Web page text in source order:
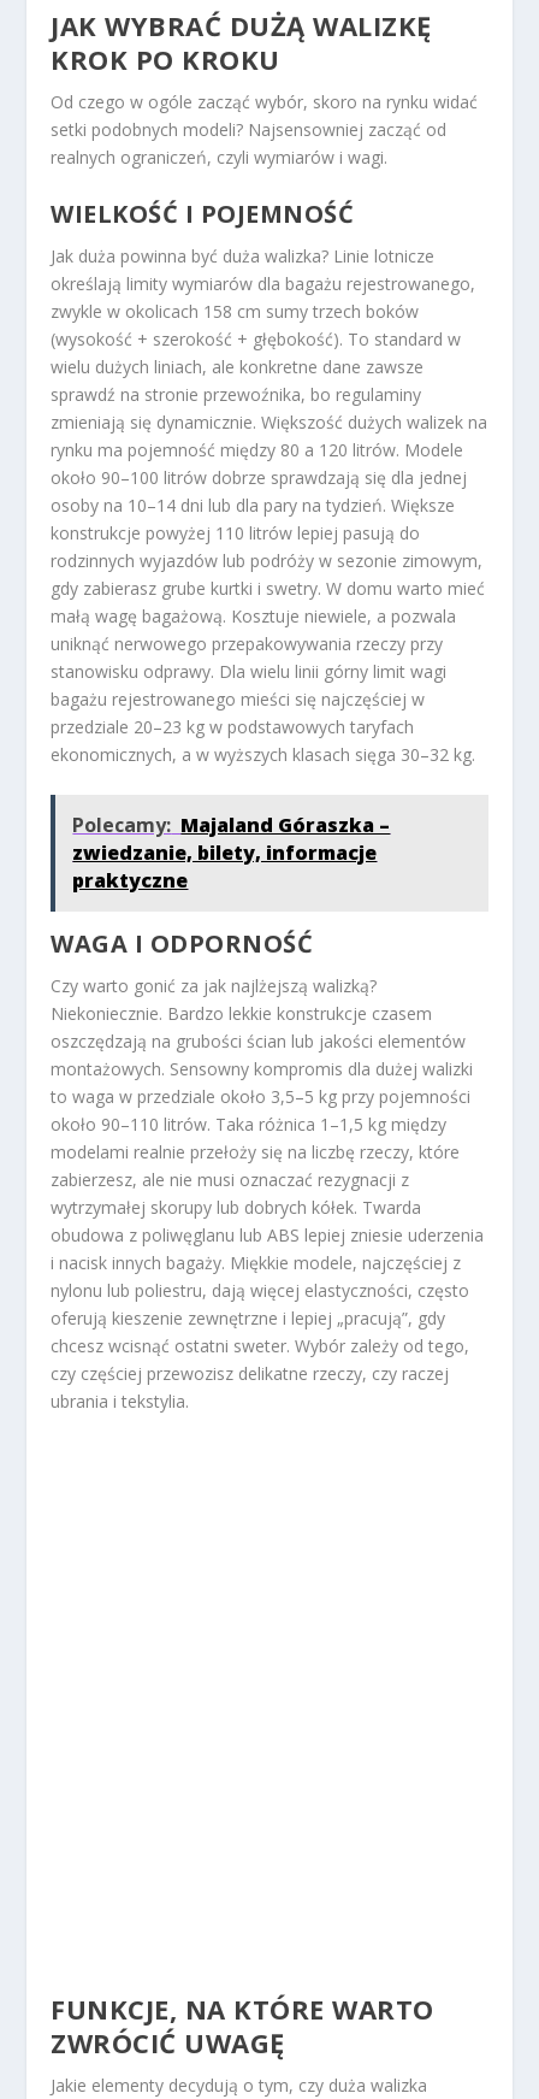
JAK WYBRAĆ DUŻĄ WALIZKĘ
KROK PO KROKU
Od czego w ogóle zacząć wybór, skoro na rynku widać
setki podobnych modeli? Najsensowniej zacząć od
realnych ograniczeń, czyli wymiarów i wagi.
WIELKOŚĆ I POJEMNOŚĆ
Jak duża powinna być duża walizka? Linie lotnicze
określają limity wymiarów dla bagażu rejestrowanego,
zwykle w okolicach 158 cm sumy trzech boków
(wysokość + szerokość + głębokość). To standard w
wielu dużych liniach, ale konkretne dane zawsze
sprawdź na stronie przewoźnika, bo regulaminy
zmieniają się dynamicznie.Większość dużych walizek na
rynku ma pojemność między 80 a 120 litrów. Modele
około 90–100 litrów dobrze sprawdzają się dla jednej
osoby na 10–14 dni lub dla pary na tydzień. Większe
konstrukcje powyżej 110 litrów lepiej pasują do
rodzinnych wyjazdów lub podróży w sezonie zimowym,
gdy zabierasz grube kurtki i swetry.W domu warto mieć
małą wagę bagażową. Kosztuje niewiele, a pozwala
uniknąć nerwowego przepakowywania rzeczy przy
stanowisku odprawy. Dla wielu linii górny limit wagi
bagażu rejestrowanego mieści się najczęściej w
przedziale 20–23 kg w podstawowych taryfach
ekonomicznych, a w wyższych klasach sięga 30–32 kg.
Polecamy: Majaland Góraszka –
zwiedzanie, bilety, informacje
praktyczne
WAGA I ODPORNOŚĆ
Czy warto gonić za jak najlżejszą walizką?
Niekoniecznie. Bardzo lekkie konstrukcje czasem
oszczędzają na grubości ścian lub jakości elementów
montażowych. Sensowny kompromis dla dużej walizki
to waga w przedziale około 3,5–5 kg przy pojemności
około 90–110 litrów. Taka różnica 1–1,5 kg między
modelami realnie przełoży się na liczbę rzeczy, które
zabierzesz, ale nie musi oznaczać rezygnacji z
wytrzymałej skorupy lub dobrych kółek. Twarda
obudowa z poliwęglanu lub ABS lepiej zniesie uderzenia
i nacisk innych bagaży. Miękkie modele, najczęściej z
nylonu lub poliestru, dają więcej elastyczności, często
oferują kieszenie zewnętrzne i lepiej „pracują”, gdy
chcesz wcisnąć ostatni sweter. Wybór zależy od tego,
czy częściej przewozisz delikatne rzeczy, czy raczej
ubrania i tekstylia.
FUNKCJE, NA KTÓRE WARTO
ZWRÓCIĆ UWAGĘ
Jakie elementy decydują o tym, czy duża walizka